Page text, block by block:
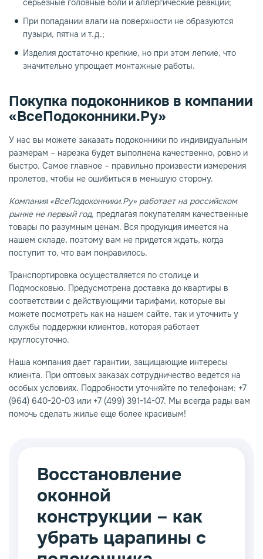
серьезные головные боли и аллергические реакции;
При попадании влаги на поверхности не образуются
пузыри, пятна и т.д.;
Изделия достаточно крепкие, но при этом легкие, что
значительно упрощает монтажные работы.
Покупка подоконников в компании
«ВсеПодоконники.Ру»
У нас вы можете заказать подоконники по индивидуальным
размерам – нарезка будет выполнена качественно, ровно и
быстро. Самое главное – правильно произвести измерения
пролетов, чтобы не ошибиться в меньшую сторону.
Компания «ВсеПодоконники.Ру» работает на российском
рынке не первый год, предлагая покупателям качественные
товары по разумным ценам. Вся продукция имеется на
нашем складе, поэтому вам не придется ждать, когда
поступит то, что вам понравилось.
Транспортировка осуществляется по столице и
Подмосковью. Предусмотрена доставка до квартиры в
соответствии с действующими тарифами, которые вы
можете посмотреть как на нашем сайте, так и уточнить у
службы поддержки клиентов, которая работает
круглосуточно.
Наша компания дает гарантии, защищающие интересы
клиента. При оптовых заказах сотрудничество ведется на
особых условиях. Подробности уточняйте по телефонам: +7
(964) 640-20-03 или +7 (499) 391-14-07. Мы всегда рады вам
помочь сделать жилье еще более красивым!
Восстановление
оконной
конструкции – как
убрать царапины с